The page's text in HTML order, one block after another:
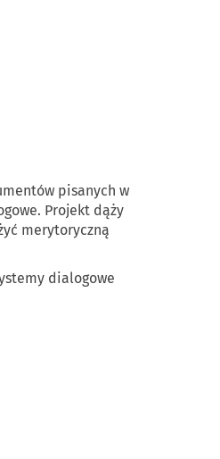
pisanych w
Projekt dąży
merytoryczną
dialogowe